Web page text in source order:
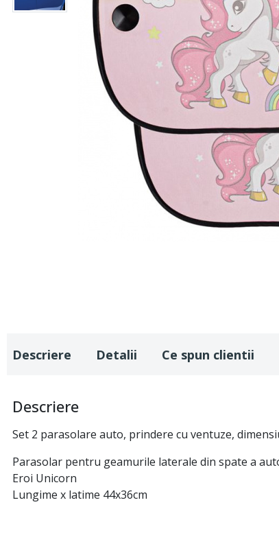
Descriere Detalii Ce spun clientii
Descriere
Set 2 parasolare auto, prindere cu ventuze,
Parasolar pentru geamurile laterale din spate a
Eroi Unicorn
Lungime x latime 44x36cm